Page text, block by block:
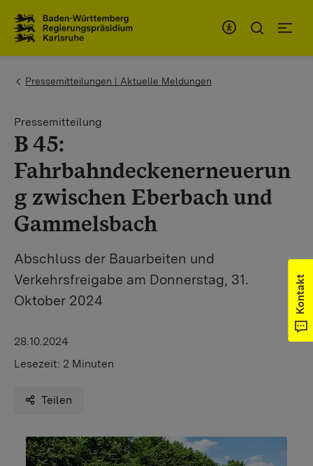
You are here:
Pressemitteilungen | Aktuelle Meldungen
Pressemitteilung
B 45:
Fahrbahndeckenerneuerun
g zwischen Eberbach und
Gammelsbach
Abschluss der Bauarbeiten und
Verkehrsfreigabe am Donnerstag, 31.
Oktober 2024
28.10.2024
Lesezeit: 2 Minuten
Teilen
Kontakt